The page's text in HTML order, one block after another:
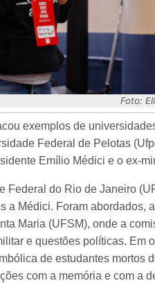
Foto:
exemplos de
Federal de Pelotas
Emílio Médici e o ex-
Federal do Rio de Janeiro
a Médici. Foram abordados,
Maria (UFSM), onde a
e questões políticas. Em
de estudantes mortos
com a memória e com a